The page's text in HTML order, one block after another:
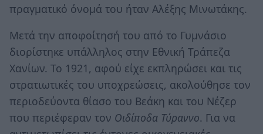
πραγματικό όνομά του ήταν Αλέξης Μινωτάκης.
Μετά την αποφοίτησή του από το Γυμνάσιο
διορίστηκε υπάλληλος στην Εθνική Τράπεζα
Χανίων. Το 1921, αφού είχε εκπληρώσει και τις
στρατιωτικές του υποχρεώσεις, ακολούθησε τον
περιοδεύοντα θίασο του Βεάκη και του Νέζερ
που περιέφεραν τον Οιδίποδα Τύραννο. Για να